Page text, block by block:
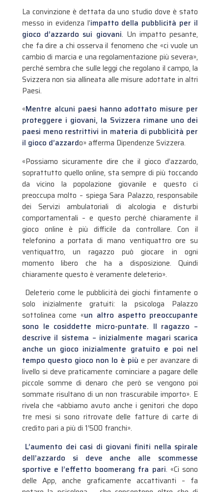
La convinzione è dettata da uno studio dove è stato
messo in evidenza l’impatto della pubblicità per il
gioco d’azzardo sui giovani. Un impatto pesante,
che fa dire a chi osserva il fenomeno che «ci vuole un
cambio di marcia e una regolamentazione più severa»,
perché sembra che sulle leggi che regolano il campo, la
Svizzera non sia allineata alle misure adottate in altri
Paesi.
«Mentre alcuni paesi hanno adottato misure per
proteggere i giovani, la Svizzera rimane uno dei
paesi meno restrittivi in materia di pubblicità per
il gioco d’azzardo» afferma Dipendenze Svizzera.
«Possiamo sicuramente dire che il gioco d’azzardo,
soprattutto quello online, sta sempre di più toccando
da vicino la popolazione giovanile e questo ci
preoccupa molto – spiega Sara Palazzo, responsabile
dei Servizi ambulatoriali di alcologia e disturbi
comportamentali – e questo perché chiaramente il
gioco online è più difficile da controllare. Con il
telefonino a portata di mano ventiquattro ore su
ventiquattro, un ragazzo può giocare in ogni
momento libero che ha a disposizione. Quindi
chiaramente questo è veramente deleterio».
Deleterio come le pubblicità dei giochi fintamente o
solo inizialmente gratuiti: la psicologa Palazzo
sottolinea come «un altro aspetto preoccupante
sono le cosiddette micro-puntate. Il ragazzo –
descrive il sistema – inizialmente magari scarica
anche un gioco inizialmente gratuito e poi nel
tempo questo gioco non lo è più e per avanzare di
livello si deve praticamente cominciare a pagare delle
piccole somme di denaro che però se vengono poi
sommate risultano di un non trascurabile importo». E
rivela che «abbiamo avuto anche i genitori che dopo
tre mesi si sono ritrovate delle fatture di carte di
credito pari a più di 1’500 franchi».
L’aumento dei casi di giovani finiti nella spirale
dell’azzardo si deve anche alle scommesse
sportive e l’effetto boomerang fra pari. «Ci sono
delle App, anche graficamente accattivanti – fa